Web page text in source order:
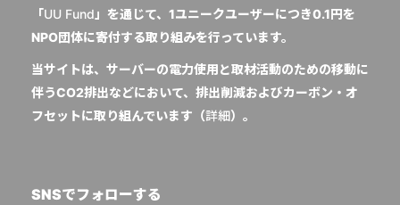
「UU Fund 」を通じて、1ユニークユーザーにつき0.1円を
NPO団体に寄付する取り組みを行っています。
当サイトは、サーバーの電力使用と取材活動のための移動に
伴うCO2排出などにおいて、排出削減およびカーボン・オ
フセットに取り組んでいます（詳細）。
SNSでフォローする